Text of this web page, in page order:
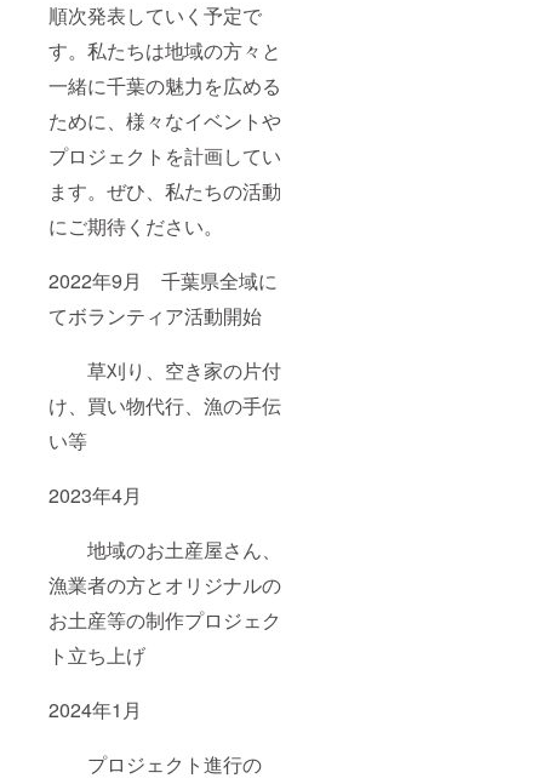
順次発表していく予定で
す。私たちは地域の方々と
一緒に千葉の魅力を広める
ために、様々なイベントや
プロジェクトを計画してい
ます。ぜひ、私たちの活動
にご期待ください。
2022年9月 千葉県全域に
てボランティア活動開始
草刈り、空き家の片付
け、買い物代行、漁の手伝
い等
2023年4月
地域のお土産屋さん、
漁業者の方とオリジナルの
お土産等の制作プロジェク
ト立ち上げ
2024年1月
プロジェクト進行の